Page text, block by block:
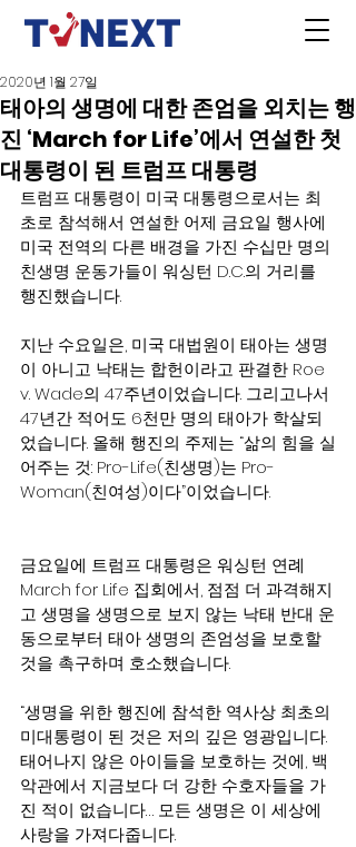
태아의 생명에 대한 존엄을 외치는 행
진 ‘March for Life’에서 연설한 첫
대통령이 된 트럼프 대통령
2020년 1월 27일
트럼프 대통령이 미국 대통령으로서는 최
초로 참석해서 연설한 어제 금요일 행사에
미국 전역의 다른 배경을 가진 수십만 명의
친생명 운동가들이 워싱턴 D.C.의 거리를
행진했습니다.
지난 수요일은, 미국 대법원이 태아는 생명
이 아니고 낙태는 합헌이라고 판결한 Roe
v. Wade의 47주년이었습니다. 그리고나서
47년간 적어도 6천만 명의 태아가 학살되
었습니다. 올해 행진의 주제는 “삶의 힘을 실
어주는 것: Pro-Life(친생명)는 Pro-
Woman(친여성)이다”이었습니다.
금요일에 트럼프 대통령은 워싱턴 연례
March for Life 집회에서, 점점 더 과격해지
고 생명을 생명으로 보지 않는 낙태 반대 운
동으로부터 태아 생명의 존엄성을 보호할
것을 촉구하며 호소했습니다.
“생명을 위한 행진에 참석한 역사상 최초의
미대통령이 된 것은 저의 깊은 영광입니다.
태어나지 않은 아이들을 보호하는 것에, 백
악관에서 지금보다 더 강한 수호자들을 가
진 적이 없습니다… 모든 생명은 이 세상에
사랑을 가져다줍니다.